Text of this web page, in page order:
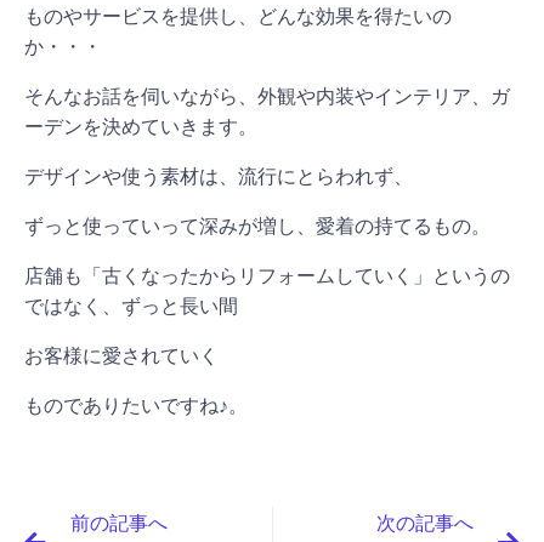
ものやサービスを提供し、どんな効果を得たいの
か・・・
そんなお話を伺いながら、外観や内装やインテリア、ガ
ーデンを決めていきます。
デザインや使う素材は、流行にとらわれず、
ずっと使っていって深みが増し、愛着の持てるもの。
店舗も「古くなったからリフォームしていく」というの
ではなく、ずっと長い間
お客様に愛されていく
ものでありたいですね♪。
前の記事へ 次の記事へ